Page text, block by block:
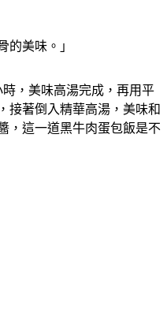
接著倒入精華高湯，美味和
，這一道黑牛肉蛋包飯是不